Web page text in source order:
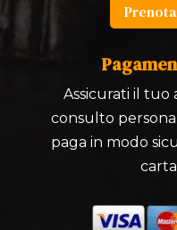
Assicurati il
consulto
paga in modo